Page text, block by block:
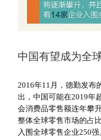
中国有望成为全
2016年11月，德勤发布
出，中国可能在2019年
会消费品零售额连年攀
整体全球零售市场的占
入围全球零售企业250强